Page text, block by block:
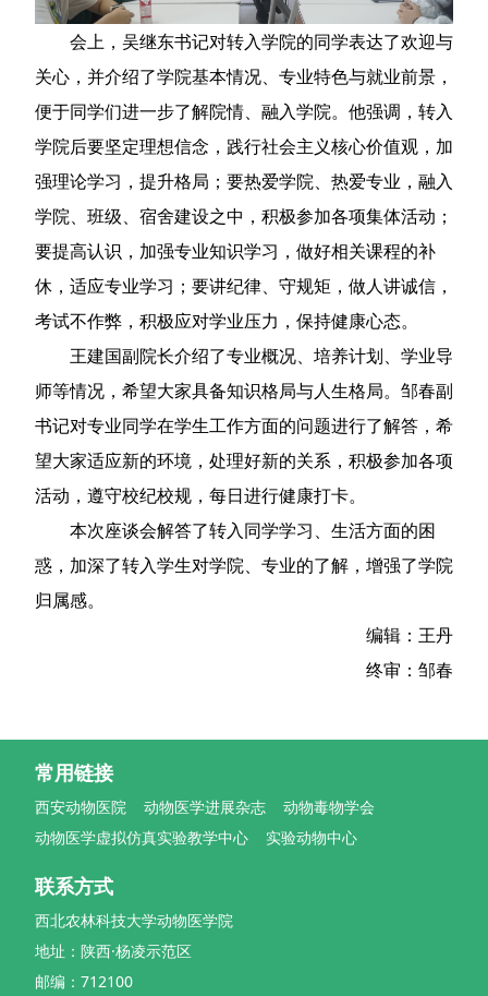
会上，吴继东书记对转入学院的同学表达了欢迎与
关心，并介绍了学院基本情况、专业特色与就业前景，
便于同学们进一步了解院情、融入学院。他强调，转入
学院后要坚定理想信念，践行社会主义核心价值观，加
强理论学习，提升格局；要热爱学院、热爱专业，融入
学院、班级、宿舍建设之中，积极参加各项集体活动；
要提高认识，加强专业知识学习，做好相关课程的补
休，适应专业学习；要讲纪律、守规矩，做人讲诚信，
考试不作弊，积极应对学业压力，保持健康心态。
王建国副院长介绍了专业概况、培养计划、学业导
师等情况，希望大家具备知识格局与人生格局。邹春副
书记对专业同学在学生工作方面的问题进行了解答，希
望大家适应新的环境，处理好新的关系，积极参加各项
活动，遵守校纪校规，每日进行健康打卡。
本次座谈会解答了转入同学学习、生活方面的困
惑，加深了转入学生对学院、专业的了解，增强了学院
归属感。
编辑：王丹
终审：邹春
常用链接
西安动物医院 动物医学进展杂志
动物毒物学会
动物医学虚拟仿真实验教学中心
实验动物中心
联系方式
西北农林科技大学动物医学院
地址：陕西·杨凌示范区
邮编：712100